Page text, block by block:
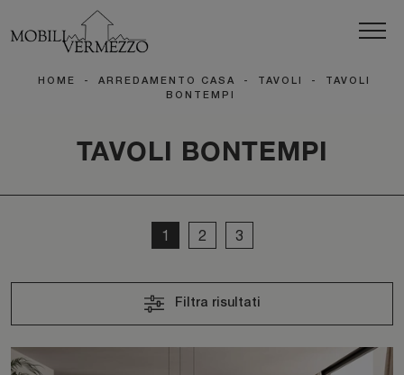
HOME - ARREDAMENTO CASA - TAVOLI -
TAVOLI
BONTEMPI
TAVOLI BONTEMPI
1 2 3
Filtra risultati